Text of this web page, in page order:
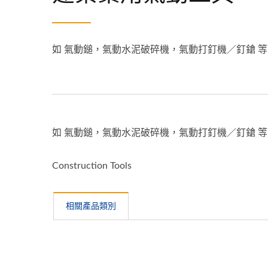
如 氣動鎚，氣動水泥破碎機，氣動打釘機／釘鎗
如 氣動鎚，氣動水泥破碎機，氣動打釘機／釘鎗
Construction Tools
相關產品類別